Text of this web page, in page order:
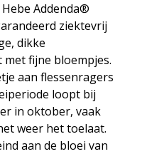
Hebe Addenda®
ziektevrij
dikke
fijne bloempjes.
aan flessenragers
loopt bij
in oktober, vaak
weer het toelaat.
aan de bloei van